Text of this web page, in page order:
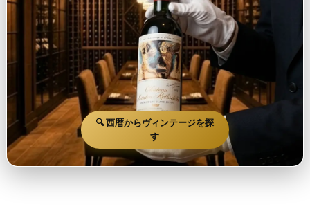
🔍 西暦からヴィンテージを探
す